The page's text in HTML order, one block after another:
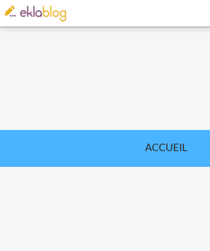
ACCUEIL